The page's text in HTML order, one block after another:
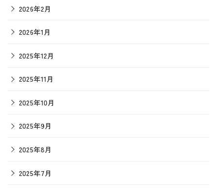
2026年2月
2026年1月
2025年12月
2025年11月
2025年10月
2025年9月
2025年8月
2025年7月